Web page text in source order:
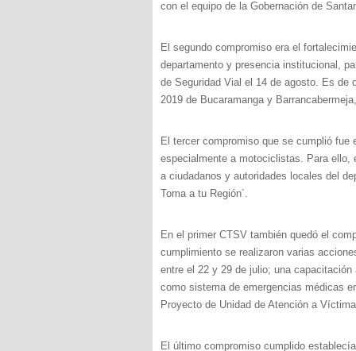
con el equipo de la Gobernación de
El segundo compromiso era el
departamento y presencia institucional,
de Seguridad Vial el 14 de agosto. Es de
2019 de Bucaramanga y
El tercer compromiso que se cumplió
especialmente a motociclistas. Para ello,
a ciudadanos y autoridades locales del
Toma a tu Región´.
En el primer CTSV también quedó el
cumplimiento se realizaron varias
entre el 22 y 29 de julio; una
como sistema de emergencias médicas
Proyecto de Unidad de Atención a
El último compromiso cumplido